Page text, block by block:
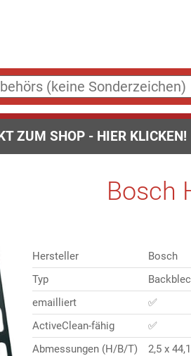
ZUM SHOP - HIER KLICKEN!
Bosch
Hersteller
Bosch
Typ
emailliert
✅
ActiveClean-fähig
✅
Abmessungen (H/B/T)
2,5 x